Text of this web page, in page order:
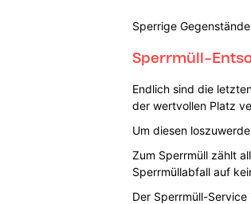
Sperrige
Sperrmüll-
Endlich sind die
der wertvollen Platz
Um diesen
Zum Sperrmüll zählt
Sperrmüllabfall auf
Der Sperrmüll-Service